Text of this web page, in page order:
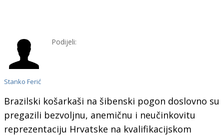
Stanko Ferić
Podijeli:
Brazilski košarkaši na šibenski pogon doslovno su
pregazili bezvoljnu, anemičnu i neučinkovitu
reprezentaciju Hrvatske na kvalifikacijskom